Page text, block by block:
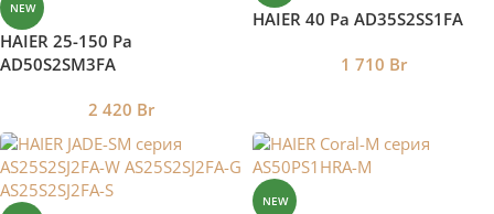
NEW
HAIER 25-150 Pa
AD50S2SM3FA
2 420 Br
HAIER 40 Pa AD35S2SS1FA
1 710 Br
NEW